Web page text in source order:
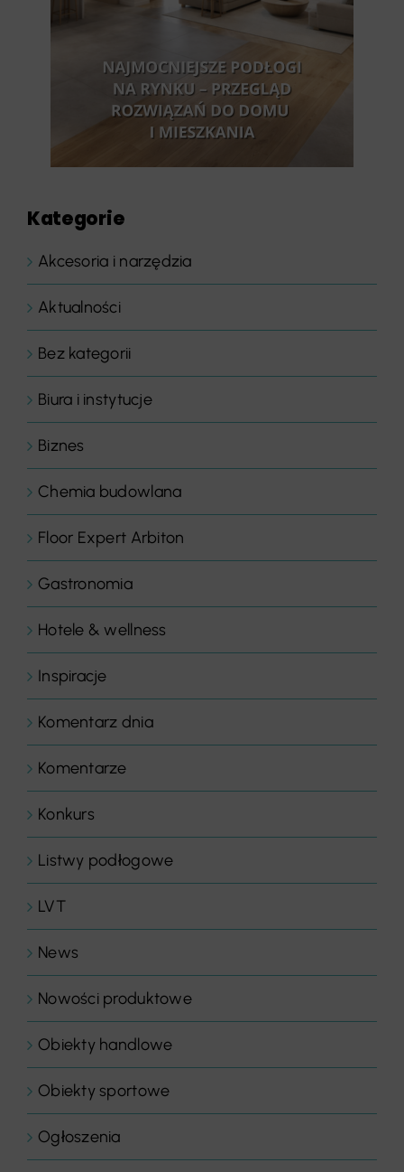
Kategorie
Akcesoria i narzędzia
Aktualności
Bez kategorii
Biura i instytucje
Biznes
Chemia budowlana
Floor Expert Arbiton
Gastronomia
Hotele & wellness
Inspiracje
Komentarz dnia
Komentarze
Konkurs
Listwy podłogowe
LVT
News
Nowości produktowe
Obiekty handlowe
Obiekty sportowe
Ogłoszenia